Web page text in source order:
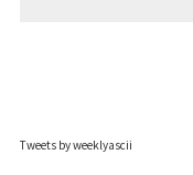
Tweets by weeklyascii